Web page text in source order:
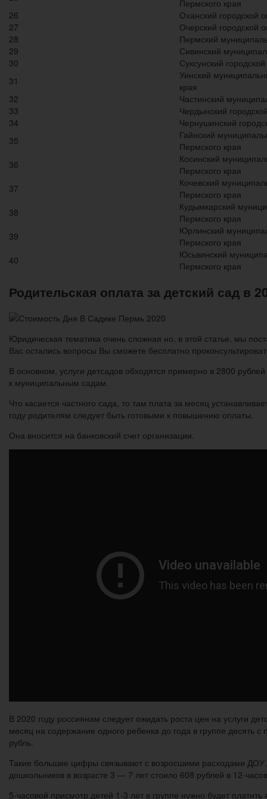
Пермского края
26
Оханский городской
27
Очерский городской
28
Пермский
29
Сивинский
30
Суксунский городской
31
Уинский
края
32
Частинский
33
Чердынский
34
Чернушинский
35
Гайнский
Пермского края
36
Косинский
Пермского края
37
Кочевский
Пермского края
38
Кудымкарский
Пермского края
39
Юрлинский
Пермского края
40
Юсьвинский
Пермского края
Родительская оплата за детский сад в
Юридическая тематика очень сложная но, в этой статье, мы
Вас остались вопросы Вы сможете бесплатно
В основном, услуги детсадов обходятся примерно в 2800
к муниципальным садам.
Что касается частного сада, то там плата за месяц
году родителям следует быть готовыми к повышению оплаты.
Она вносится на банковский счет организации.
В 2020 году россиянам следует ожидать роста цен на услуги
месяц на содержание одного ребенка до года в группе десять
рубль.
Такие большие цифры связывают с возросшими расходами ДОУ.
дошкольников в возрасте 3 — 7 лет стоило 608 рублей в 12-
5-часовой присмотр детей 1-3 лет в группе нужно будет